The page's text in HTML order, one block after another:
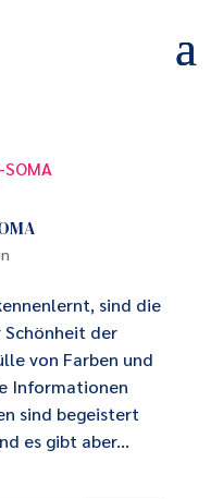
sind die
der
von Farben und
Informationen
sind begeistert
es gibt aber...